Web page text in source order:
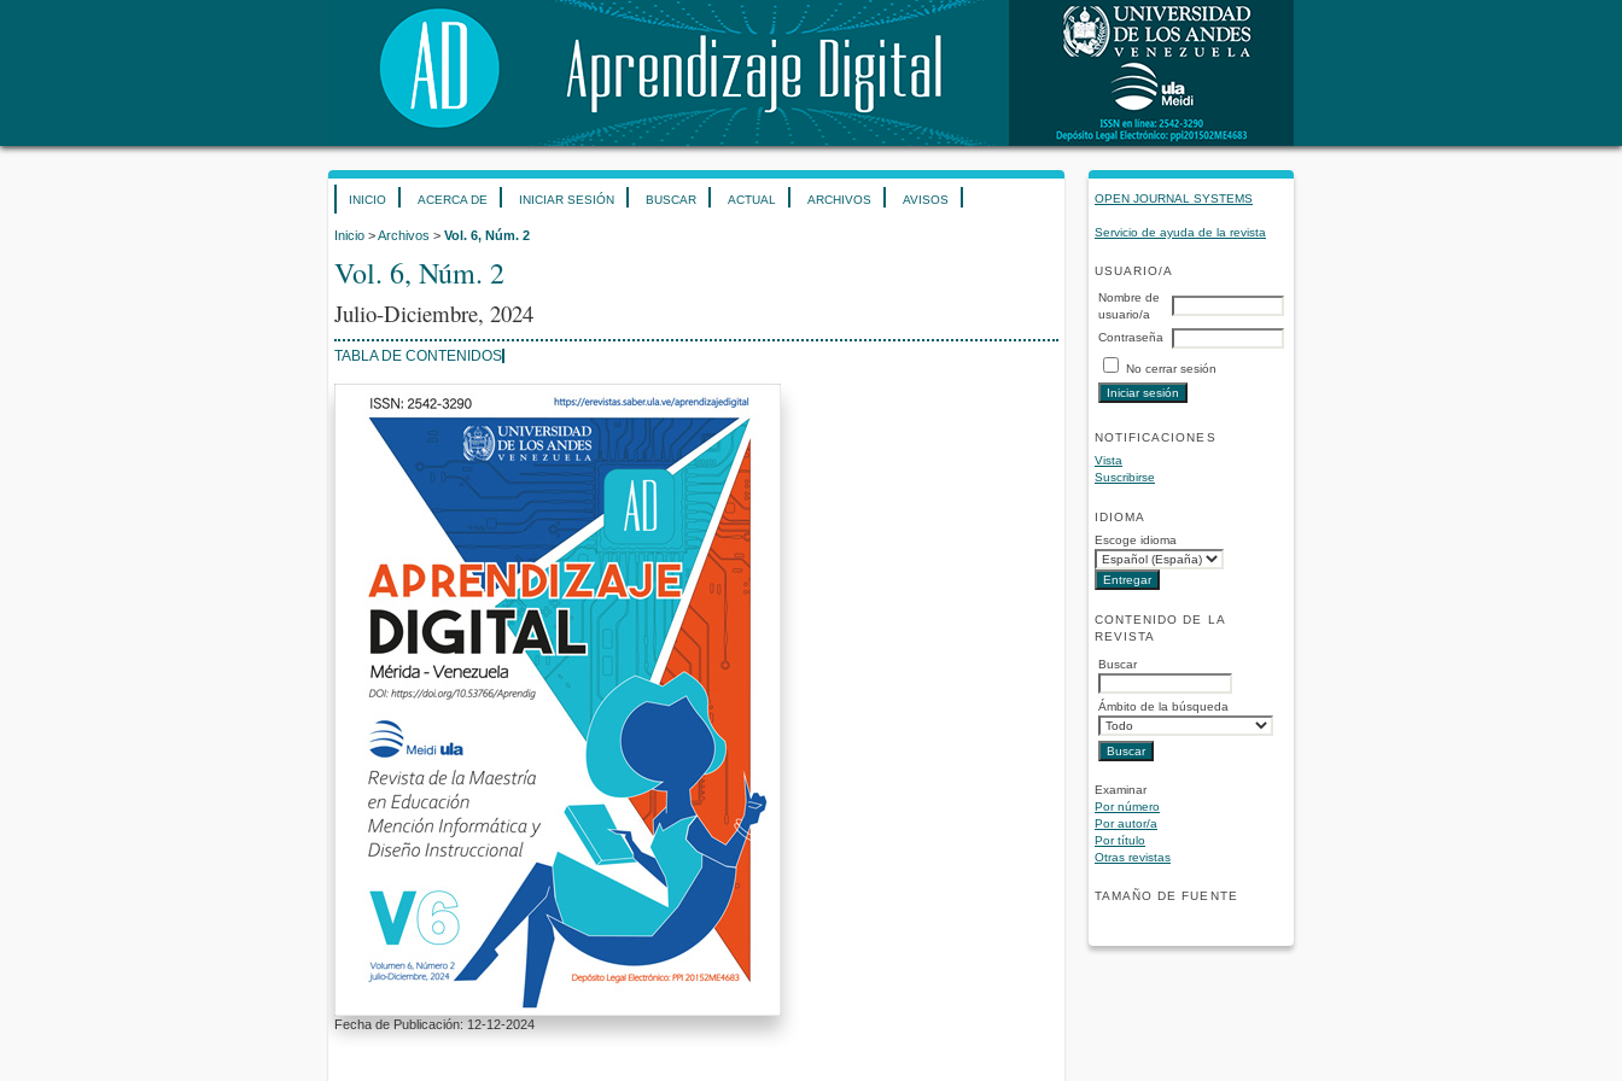
OPEN JOURNAL SYSTEMS
Servicio de ayuda de la revista
USUARIO/A
Nombre de
usuario/a
Contraseña
No cerrar sesión
NOTIFICACIONES
Vista
Suscribirse
IDIOMA
Escoge idioma
CONTENIDO DE LA
REVISTA
Buscar
Ámbito de la búsqueda
Examinar
Por número
Por autor/a
Por título
Otras revistas
TAMAÑO DE FUENTE
INICIO ACERCA DE INICIAR SESIÓN BUSCAR ACTUAL ARCHIVOS AVISOS
Inicio >Archivos > Vol. 6, Núm. 2
Vol. 6, Núm. 2
Julio-Diciembre, 2024
TABLA DE CONTENIDOS
Fecha de Publicación: 12-12-2024